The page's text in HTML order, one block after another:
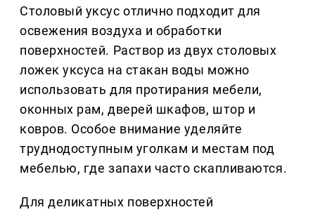
Столовый уксус отлично подходит для
освежения воздуха и обработки
поверхностей. Раствор из двух столовых
ложек уксуса на стакан воды можно
использовать для протирания мебели,
оконных рам, дверей шкафов, штор и
ковров. Особое внимание уделяйте
труднодоступным уголкам и местам под
мебелью, где запахи часто скапливаются.
Для деликатных поверхностей